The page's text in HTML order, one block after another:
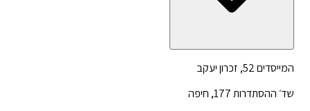
המייסדים 52, זכרון יעקב
שד׳ ההסתדרות 177, חיפה